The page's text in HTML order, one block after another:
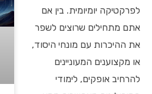
לפרקטיקה יומיומית. בין אם
אתם מתחילים שרוצים לשפר
את ההיכרות עם מונחי היסוד,
או מקצוענים המעוניינים
להרחיב אופקים, לימודי